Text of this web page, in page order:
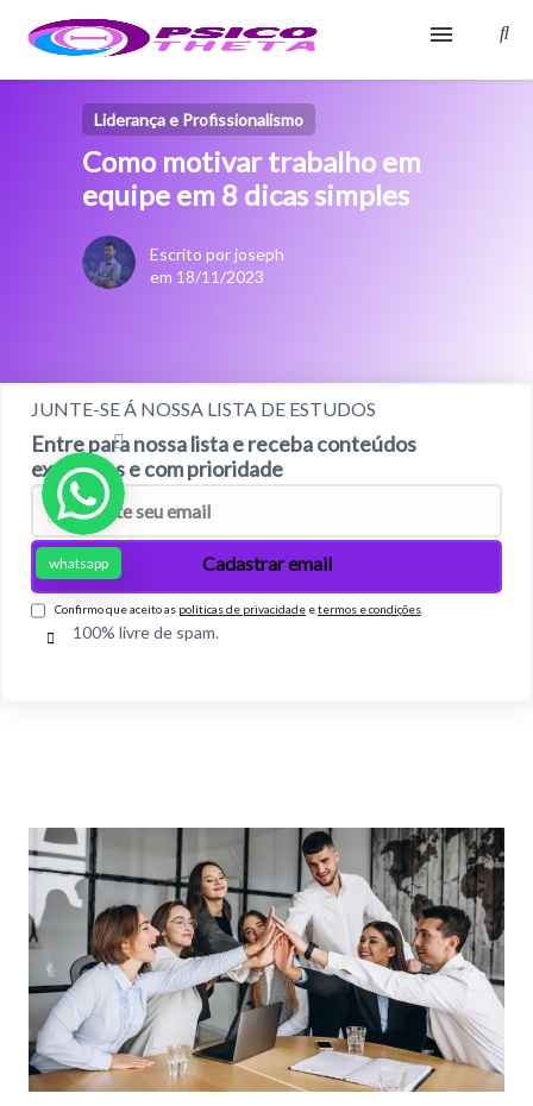
Início
Glossário
Sobre
Liderança e Profissionalismo
Como motivar trabalho em
equipe em 8 dicas simples
Escrito por joseph
em 18/11/2023
JUNTE-SE Á NOSSA LISTA DE ESTUDOS
Entre para nossa lista e receba conteúdos
exclusivos e com prioridade
Confirmo que aceito as políticas de privacidadeetermos e condições.
100% livre de spam.
whatsapp